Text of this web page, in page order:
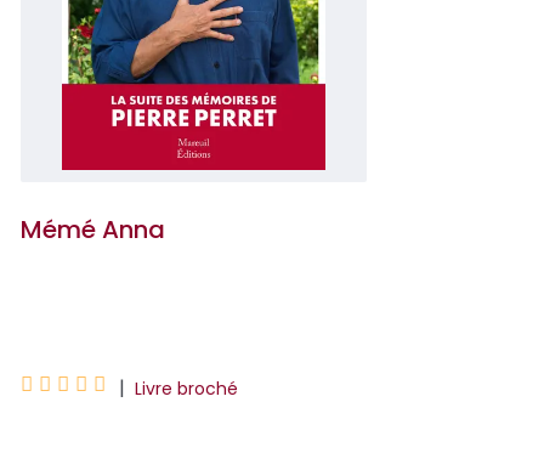
Mémé Anna
     | Livre broché